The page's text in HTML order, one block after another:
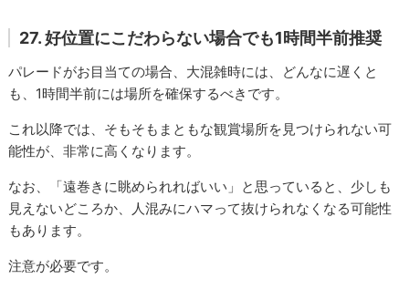
27. 好位置にこだわらない場合でも1時間半前推奨
パレードがお目当ての場合、大混雑時には、どんなに遅くと
も、1時間半前には場所を確保するべきです。
これ以降では、そもそもまともな観賞場所を見つけられない可
能性が、非常に高くなります。
なお、「遠巻きに眺められればいい」と思っていると、少しも
見えないどころか、人混みにハマって抜けられなくなる可能性
もあります。
注意が必要です。